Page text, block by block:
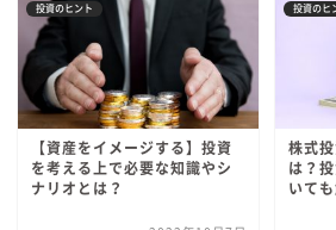
投資のヒント
【資産をイメージする】投資
を考える上で必要な知識やシ
ナリオとは？
投資のヒ
株式
は？
いても